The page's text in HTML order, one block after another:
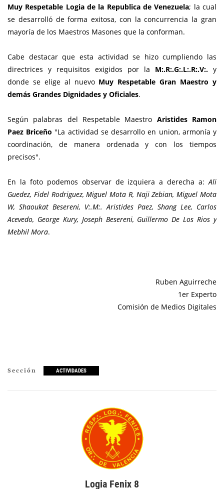
Muy Respetable Logia de la Republica de Venezuela; la cual
se desarrolló de forma exitosa, con la concurrencia la gran
mayoría de los Maestros Masones que la conforman.
Cabe destacar que esta actividad se hizo cumpliendo las
directrices y requisitos exigidos por la M:.R:.G:.L:.R:.V:. y
donde se elige al nuevo Muy Respetable Gran Maestro y
demás Grandes Dignidades y Oficiales.
Según palabras del Respetable Maestro Aristides Ramon
Paez Briceño "La actividad se desarrollo en union, armonía y
coordinación, de manera ordenada y con los tiempos
precisos".
En la foto podemos observar de izquiera a derecha a:Ali
Guedez, Fidel Rodriguez, Miguel Mota R, Naji Zebian, Miguel Mota
W, Shaoukat Besereni, V:.M:. Aristides Paez, Shang Lee, Carlos
Acevedo, George Kury, Joseph Besereni, Guillermo De Los Rios y
Mebhil Mora.
Ruben Aguirreche
1er Experto
Comisión de Medios Digitales
Sección ACTIVIDADES
Logia Fenix 8